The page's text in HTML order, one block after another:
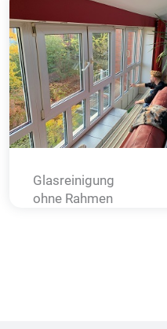
Glasreinigung
ohne Rahmen